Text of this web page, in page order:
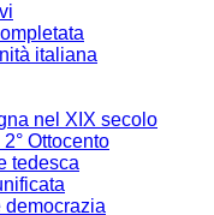
italiana
nel XIX secolo
Ottocento
tedesca
democrazia